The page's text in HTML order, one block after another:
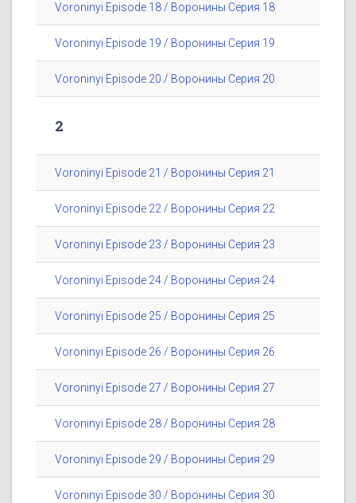
Voroninyi Episode 18 / Воронины Серия 18
Voroninyi Episode 19 / Воронины Серия 19
Voroninyi Episode 20 / Воронины Серия 20
2
Voroninyi Episode 21 / Воронины Серия 21
Voroninyi Episode 22 / Воронины Серия 22
Voroninyi Episode 23 / Воронины Серия 23
Voroninyi Episode 24 / Воронины Серия 24
Voroninyi Episode 25 / Воронины Серия 25
Voroninyi Episode 26 / Воронины Серия 26
Voroninyi Episode 27 / Воронины Серия 27
Voroninyi Episode 28 / Воронины Серия 28
Voroninyi Episode 29 / Воронины Серия 29
Voroninyi Episode 30 / Воронины Серия 30